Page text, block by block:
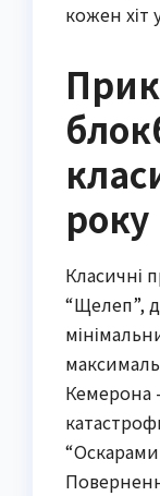
кожен хіт
року
Класичні
“Щелеп”,
Кемерона